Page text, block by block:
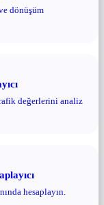
dönüşüm
değerlerini analiz
hesaplayın.